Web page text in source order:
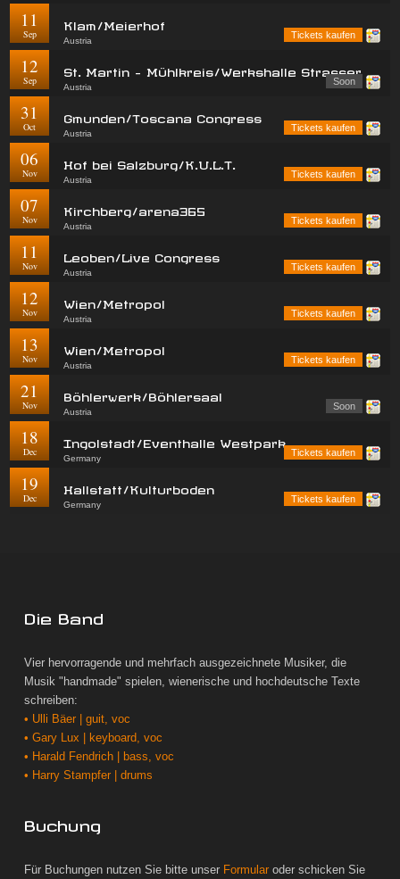
11
Sep
Klam/Meierhof
Austria
Tickets kaufen
12
Sep
St. Martin - Mühlkreis/Werkshalle Strasser
Austria
Soon
31
Oct
Gmunden/Toscana Congress
Austria
Tickets kaufen
06
Nov
Hof bei Salzburg/K.U.L.T.
Austria
Tickets kaufen
07
Nov
Kirchberg/arena365
Austria
Tickets kaufen
11
Nov
Leoben/Live Congress
Austria
Tickets kaufen
12
Nov
Wien/Metropol
Austria
Tickets kaufen
13
Nov
Wien/Metropol
Austria
Tickets kaufen
21
Nov
Böhlerwerk/Böhlersaal
Austria
Soon
18
Dec
Ingolstadt/Eventhalle Westpark
Germany
Tickets kaufen
19
Dec
Hallstatt/Kulturboden
Germany
Tickets kaufen
Die Band
Vier hervorragende und mehrfach ausgezeichnete Musiker, die
Musik "handmade" spielen, wienerische und hochdeutsche Texte
schreiben:
• Ulli Bäer | guit, voc
• Gary Lux | keyboard, voc
• Harald Fendrich | bass, voc
• Harry Stampfer | drums
Buchung
Für Buchungen nutzen Sie bitte unser Formular oder schicken Sie